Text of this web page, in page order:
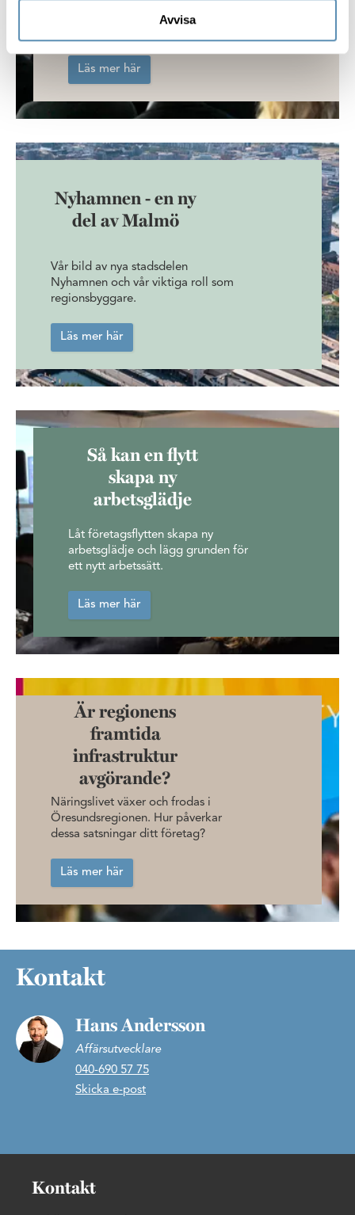
Avvisa
människor och företag att växa
Läs mer här
Nyhamnen - en ny
del av Malmö
Vår bild av nya stadsdelen
Nyhamnen och vår viktiga roll som
regionsbyggare.
Läs mer här
Så kan en flytt
skapa ny
arbetsglädje
Låt företagsflytten skapa ny
arbetsglädje och lägg grunden för
ett nytt arbetssätt.
Läs mer här
Är regionens
framtida
infrastruktur
avgörande?
Näringslivet växer och frodas i
Öresundsregionen. Hur påverkar
dessa satsningar ditt företag?
Läs mer här
Kontakt
Hans Andersson
Affärsutvecklare
040-690 57 75
Skicka e-post
Kontakt